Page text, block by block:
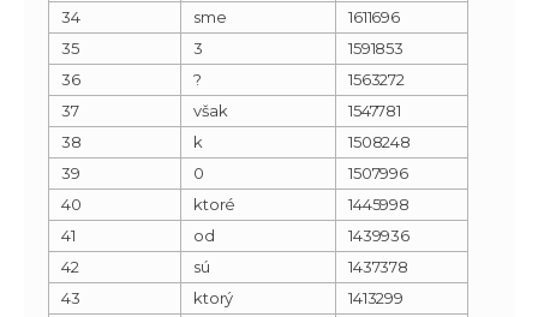
34
sme
1611696
35
3
1591853
36
?
1563272
37
však
1547781
38
k
1508248
39
0
1507996
40
ktoré
1445998
41
od
1439936
42
sú
1437378
43
ktorý
1413299